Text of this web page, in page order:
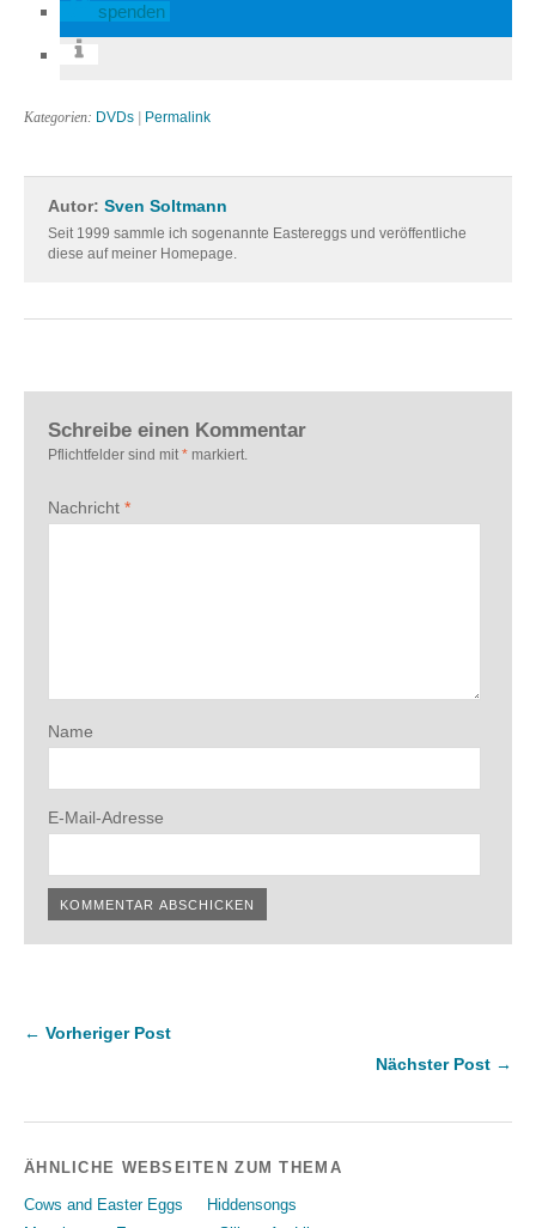
spenden
Kategorien: DVDs Permalink
Autor: Sven Soltmann
Seit 1999 sammle ich sogenannte Eastereggs und veröffentliche
diese auf meiner Homepage.
Schreibe einen Kommentar
Pflichtfelder sind mit * markiert.
Nachricht *
Name
E-Mail-Adresse
← Vorheriger Post
Nächster Post →
ÄHNLICHE WEBSEITEN ZUM THEMA
Cows and Easter Eggs
Hiddensongs